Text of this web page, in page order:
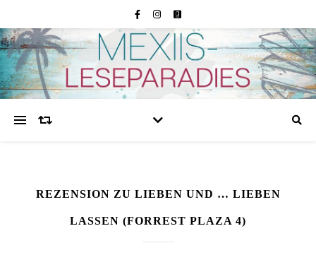
REZENSION ZU LIEBEN UND … LIEBEN
LASSEN (FORREST PLAZA 4)